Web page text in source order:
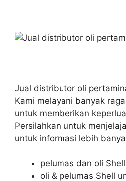
Jual distributor oli
Kami melayani banyak
untuk memberikan
Persilahkan untuk
untuk informasi lebih
pelumas dan oli
oli & pelumas Shell